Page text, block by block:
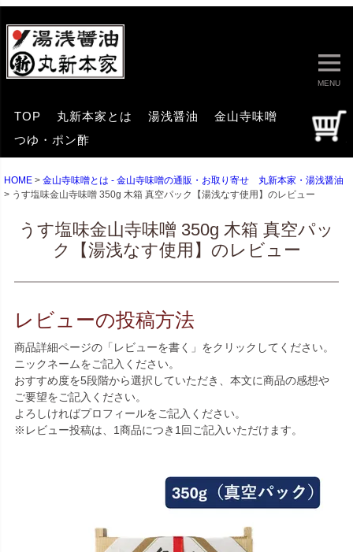
MENU
TOP 丸新本家とは 湯浅醤油
金山寺味噌
つゆ・ポン酢
HOME
金山寺味噌とは - 金山寺味噌の通販・お取り寄せ 丸新本家・湯浅醤油
うす塩味金山寺味噌 350g 木箱 真空パック【湯浅なす使用】のレビュー
うす塩味金山寺味噌 350g 木箱 真空パッ
ク【湯浅なす使用】のレビュー
レビューの投稿方法
商品詳細ページの「レビューを書く」をクリックしてください。
ニックネームをご記入ください。
おすすめ度を5段階から選択していただき、本文に商品の感想や
ご要望をご記入ください。
よろしければプロフィールをご記入ください。
※レビュー投稿は、1商品につき1回ご記入いただけます。